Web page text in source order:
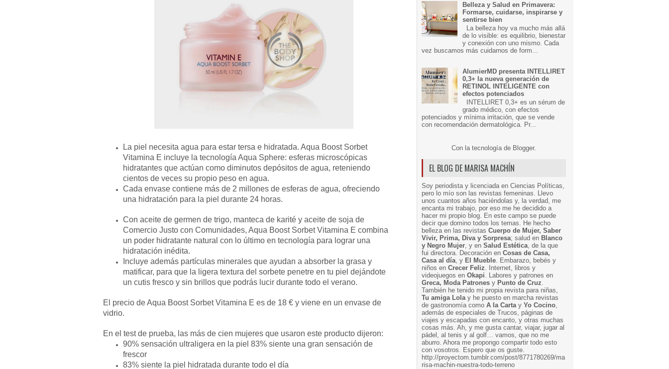
La piel necesita agua para estar tersa e hidratada. Aqua Boost Sorbet
Vitamina E incluye la tecnología Aqua Sphere: esferas microscópicas
hidratantes que actúan como diminutos depósitos de agua, reteniendo
cientos de veces su propio peso en agua.
Cada envase contiene más de 2 millones de esferas de agua, ofreciendo
una hidratación para la piel durante 24 horas.
Con aceite de germen de trigo, manteca de karité y aceite de soja de
Comercio Justo con Comunidades, Aqua Boost Sorbet Vitamina E combina
un poder hidratante natural con lo último en tecnología para lograr una
hidratación inédita.
Incluye además partículas minerales que ayudan a absorber la grasa y
matificar, para que la ligera textura del sorbete penetre en tu piel dejándote
un cutis fresco y sin brillos que podrás lucir durante todo el verano.
El precio de Aqua Boost Sorbet Vitamina E es de 18 € y viene en un envase de
vidrio.
En el test de prueba, las más de cien mujeres que usaron este producto dijeron:
90% sensación ultraligera en la piel 83% siente una gran sensación de
frescor
83% siente la piel hidratada durante todo el día
Belleza y Salud en Primavera:
Formarse, cuidarse, inspirarse y
sentirse bien
La belleza hoy va mucho más allá
de lo visible: es equilibrio, bienestar
y conexión con uno mismo. Cada
vez buscamos más cuidarnos de form...
AlumierMD presenta INTELLIRET
0,3+ la nueva generación de
RETINOL INTELIGENTE con
efectos potenciados
INTELLIRET 0,3+ es un sérum de
grado médico, con efectos
potenciados y mínima irritación, que se vende
con recomendación dermatológica. Pr...
Con la tecnología de Blogger.
EL BLOG DE MARISA MACHÍN
Soy periodista y licenciada en Ciencias Políticas,
pero lo mío son las revistas femeninas. Llevo
unos cuantos años haciéndolas y, la verdad, me
encanta mi trabajo, por eso me he decidido a
hacer mi propio blog. En este campo se puede
decir que domino todos los temas. He hecho
belleza en las revistas Cuerpo de Mujer, Saber
Vivir, Prima, Diva y Sorpresa; salud en Blanco
y Negro Mujer, y en Salud Estética, de la que
fui directora. Decoración en Cosas de Casa,
Casa al día, y El Mueble. Embarazo, bebés y
niños en Crecer Feliz. Internet, libros y
videojuegos en Okapi. Labores y patrones en
Greca, Moda Patrones y Punto de Cruz.
También he tenido mi propia revista para niñas,
Tu amiga Lolay he puesto en marcha revistas
de gastronomía como A la Cartay Yo Cocino,
además de especiales de Trucos, páginas de
viajes y escapadas con encanto, y otras muchas
cosas más. Ah, y me gusta cantar, viajar, jugar al
pádel, al tenis y al golf… vamos, que no me
aburro. Ahora me propongo compartir todo esto
con vosotros. Espero que os guste.
http://proyectom.tumblr.com/post/8771780269/ma
risa-machin-nuestra-todo-terreno